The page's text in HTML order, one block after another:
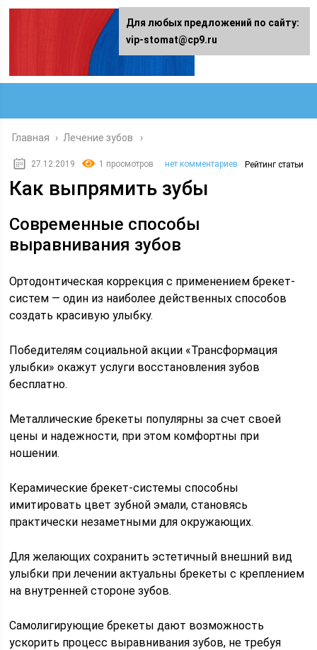
Главная › Лечение зубов
27.12.2019 1 просмотров нет комментариев Рейтинг статьи
Как выпрямить зубы
Современные способы
выравнивания зубов
Ортодонтическая коррекция с применением брекет-
систем — один из наиболее действенных способов
создать красивую улыбку.
Победителям социальной акции «Трансформация
улыбки» окажут услуги восстановления зубов
бесплатно.
Металлические брекеты популярны за счет своей
цены и надежности, при этом комфортны при
ношении.
Керамические брекет-системы способны
имитировать цвет зубной эмали, становясь
практически незаметными для окружающих.
Для желающих сохранить эстетичный внешний вид
улыбки при лечении актуальны брекеты с креплением
на внутренней стороне зубов.
Самолигирующие брекеты дают возможность
ускорить процесс выравнивания зубов, не требуя
Для любых предложений по сайту:
vip-stomat@cp9.ru